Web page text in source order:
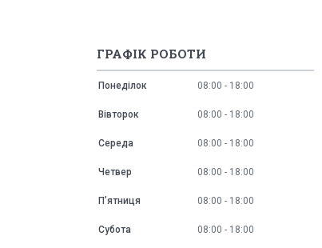
ГРАФІК РОБОТИ
Понеділок 08:00 18:00
Вівторок 08:00 18:00
Середа 08:00 18:00
Четвер 08:00 18:00
Пʼятниця 08:00 18:00
Субота 08:00 18:00